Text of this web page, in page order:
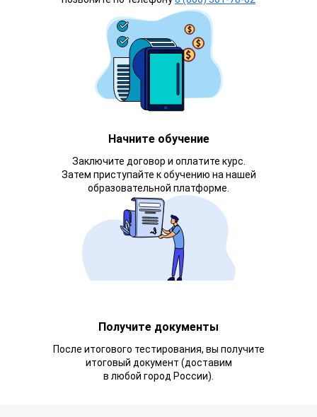
Начните обучение
Заключите договор и оплатите курс.
Затем приступайте к обучению на нашей
образовательной платформе.
Получите документы
После итогового тестирования, вы получите
итоговый документ (доставим
в любой город России).